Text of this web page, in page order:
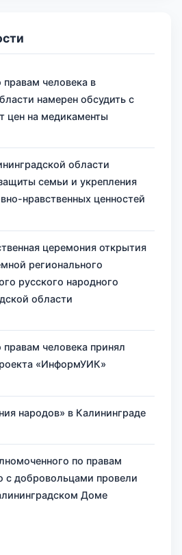
человека в
намерен обсудить с
цен на медикаменты
области
семьи и укрепления
нравственных ценностей
церемония открытия
регионального
русского народного
области
человека принял
«ИнформУИК»
народов» в Калининграде
по правам
с добровольцами провели
Доме